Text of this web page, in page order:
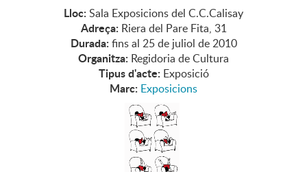
Lloc: Sala Exposicions del C.C.Calisay
Adreça: Riera del Pare Fita, 31
Durada: fins al 25 de juliol de 2010
Organitza: Regidoria de Cultura
Tipus d'acte: Exposició
Marc: Exposicions